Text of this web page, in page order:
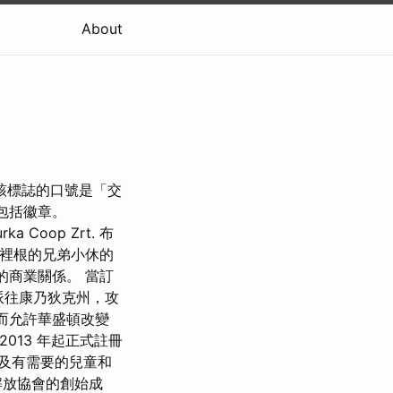
About
標誌的口號是「交
徽章。
Coop Zrt. 布
根的兄弟小休的
商業關係。 當訂
康乃狄克州，攻
允許華盛頓改變
年起正式註冊
有需要的兒童和
協會的創始成